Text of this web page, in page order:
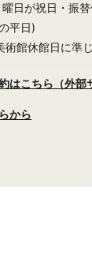
曜日が祝日・振
平日)
術館休館日に準じ
はこちら（外部
から